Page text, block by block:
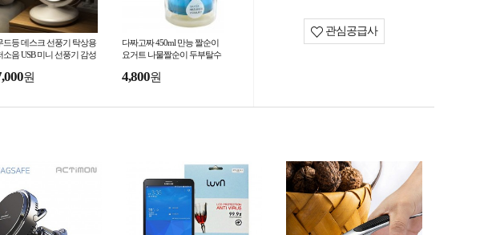
드등 데스크 선풍기 탁상용
소음 USB 미니 선풍기 감성
써큘레이터
원
다짜고짜 450ml 만능 짤순이
요거트 나물짤순이 두부탈수
4,800원
관심공급사